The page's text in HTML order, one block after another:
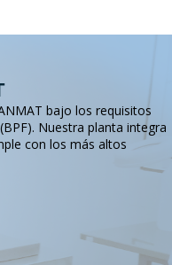
bajo los requisitos
Nuestra planta integra
con los más altos